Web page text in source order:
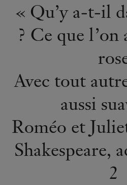
« Qu’y a-t-il
? Ce que l’on
Avec tout
aussi
Roméo et
Shakespeare,
2